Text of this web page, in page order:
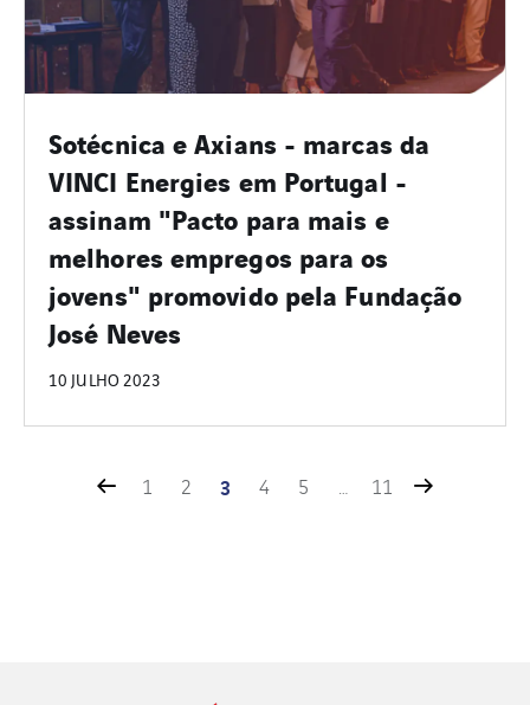
Sotécnica e Axians - marcas da
VINCI Energies em Portugal -
assinam "Pacto para mais e
melhores empregos para os
jovens" promovido pela Fundação
José Neves
10 JULHO 2023
1 2 3 4 5 … 11